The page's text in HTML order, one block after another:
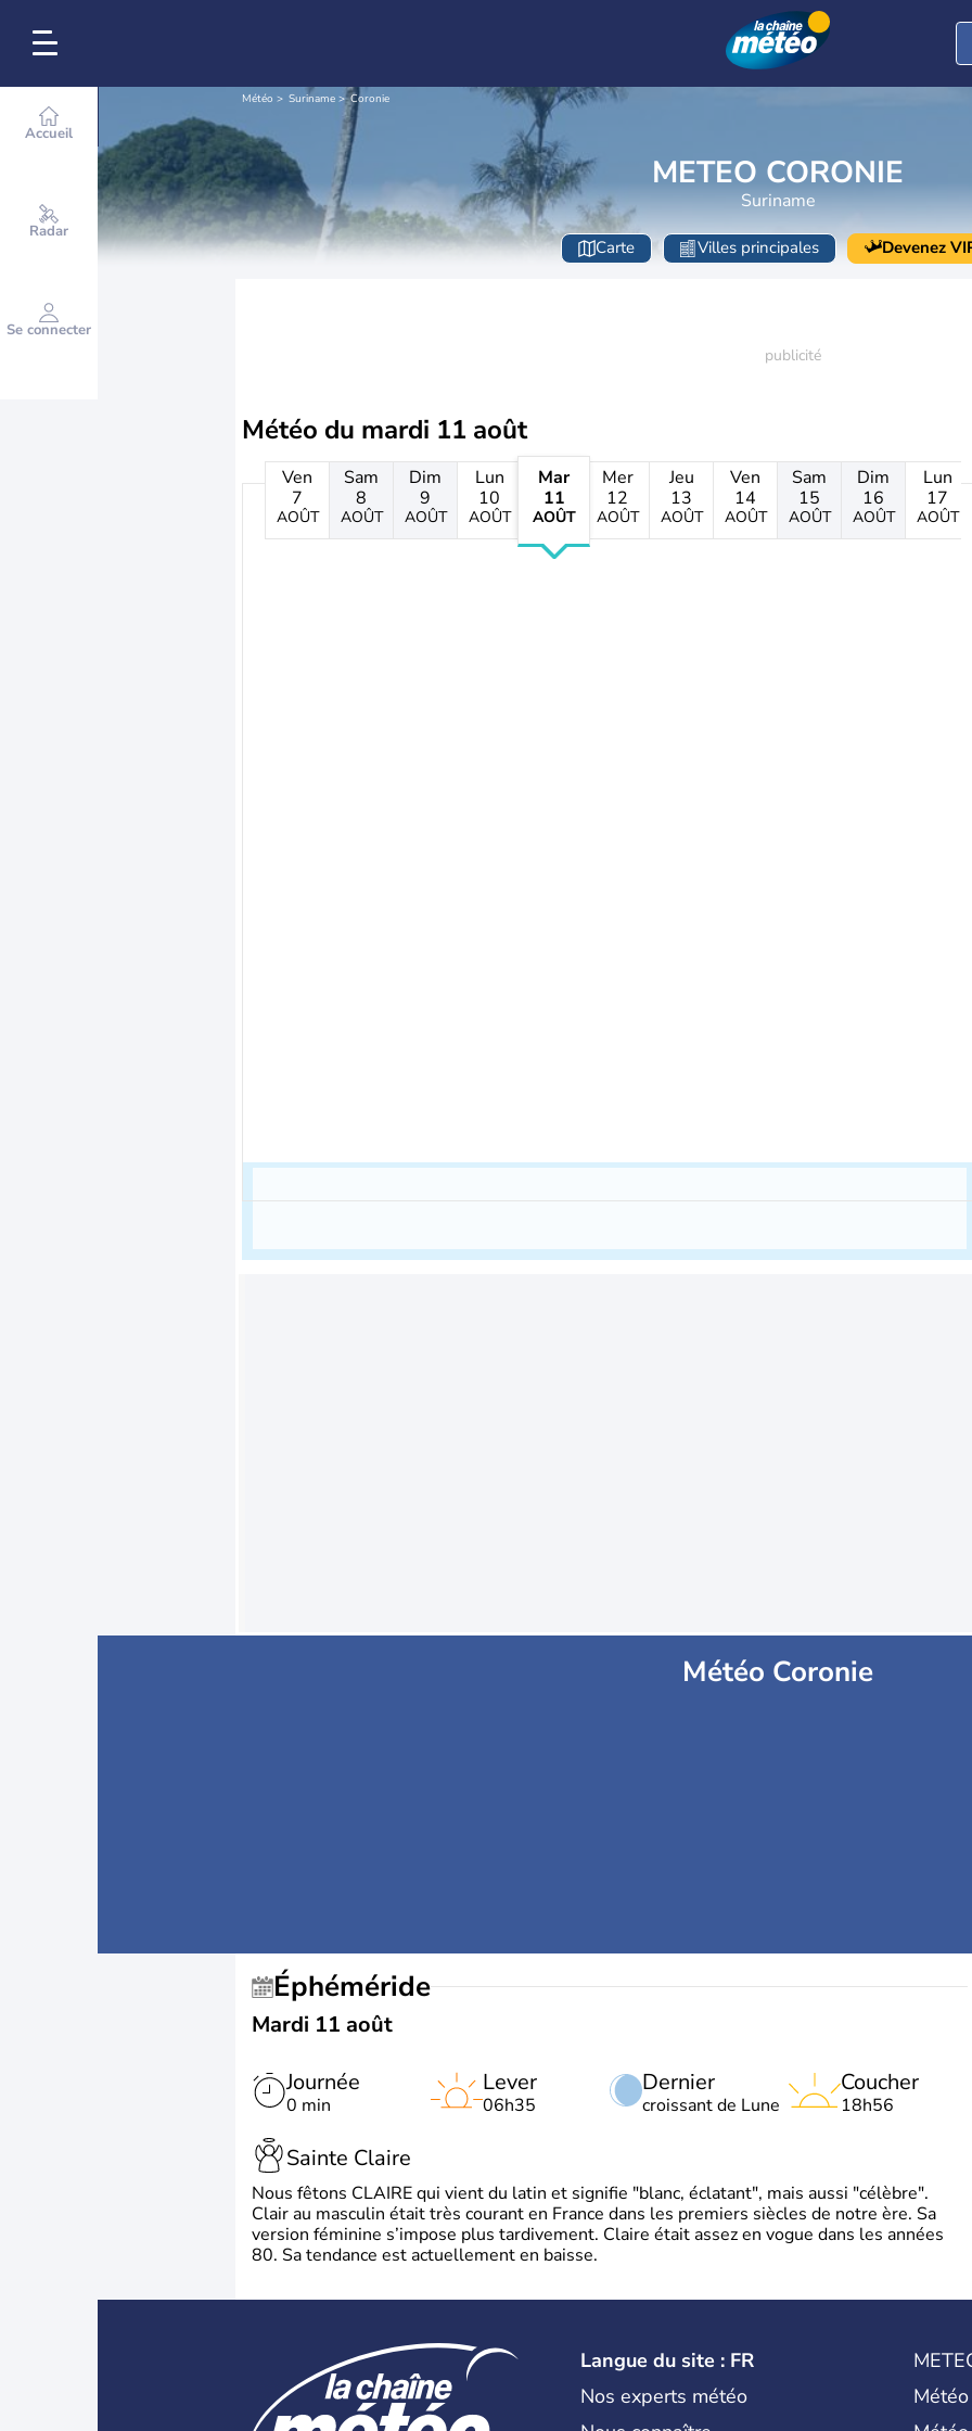
Accueil
Radar
Se connecter
Météo Suriname Coronie
METEO CORONIE
Suriname
Carte Villes principales Devenez
Météo du mardi 11 août
Ven
7
AOÛT
Sam
8
AOÛT
Dim
9
AOÛT
Lun
10
AOÛT
Mar
11
AOÛT
Mer
12
AOÛT
Jeu
13
AOÛT
Ven
14
AOÛT
Sam
15
AOÛT
Dim
16
AOÛT
Lun
17
AOÛT
Météo Coronie
Éphéméride
Mardi 11 août
Journée
0 min
Dernier
croissant de Lune
Lever
06h35
Coucher
18h56
Sainte Claire
Nous fêtons CLAIRE qui vient du latin et signifie "blanc, éclatant", mais aussi "célèbre".
Clair au masculin était très courant en France dans les premiers siècles de notre ère. Sa
version féminine s’impose plus tardivement. Claire était assez en vogue dans les années
80. Sa tendance est actuellement en baisse.
Langue du site : FR
Nos experts météo